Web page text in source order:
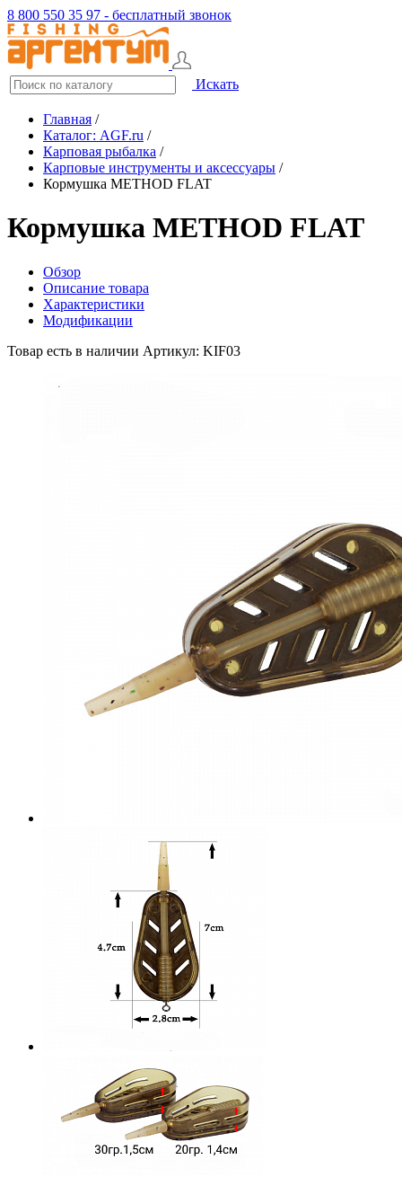
8 800 550 35 97 - бесплатный звонок
Искать
Главная /
Каталог: AGF.ru /
Карповая рыбалка /
Карповые инструменты и аксессуары /
Кормушка METHOD FLAT
Кормушка METHOD FLAT
Обзор
Описание товара
Характеристики
Модификации
Товар есть в наличии Артикул: KIF03